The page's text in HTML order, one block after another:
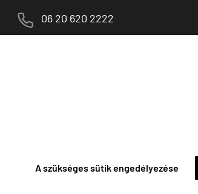
A szükséges sütik engedélyezése
M 06 20 620 2222